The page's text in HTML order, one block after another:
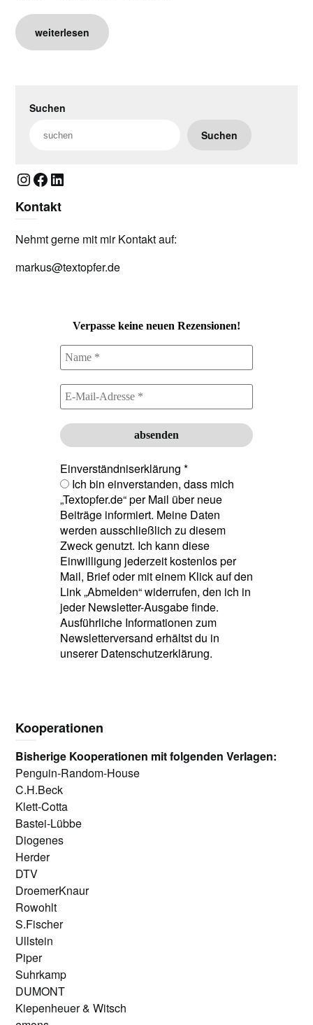
weiterlesen
Suchen
Suchen
Instagram
Facebook
LinkedIn
Kontakt
Nehmt gerne mit mir Kontakt auf:
markus@textopfer.de
Verpasse keine neuen Rezensionen!
Einverständniserklärung *
Ich bin einverstanden, dass mich
„Textopfer.de“ per Mail über neue
Beiträge informiert. Meine Daten
werden ausschließlich zu diesem
Zweck genutzt. Ich kann diese
Einwilligung jederzeit kostenlos per
Mail, Brief oder mit einem Klick auf den
Link „Abmelden“ widerrufen, den ich in
jeder Newsletter-Ausgabe finde.
Ausführliche Informationen zum
Newsletterversand erhältst du in
unserer Datenschutzerklärung.
Kooperationen
Bisherige Kooperationen mit folgenden Verlagen:
Penguin-Random-House
C.H.Beck
Klett-Cotta
Bastei-Lübbe
Diogenes
Herder
DTV
DroemerKnaur
Rowohlt
S.Fischer
Ullstein
Piper
Suhrkamp
DUMONT
Kiepenheuer & Witsch